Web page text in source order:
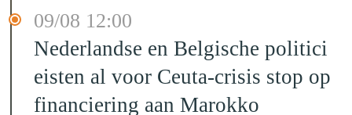
09/08 12:00
Nederlandse en Belgische politici
eisten al voor Ceuta-crisis stop op
financiering aan Marokko